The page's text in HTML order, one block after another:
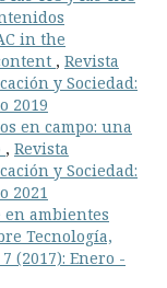
in the
, Revista
y Sociedad:
2019
en campo: una
, Revista
y Sociedad:
2021
ambientes
Tecnología,
(2017): Enero -